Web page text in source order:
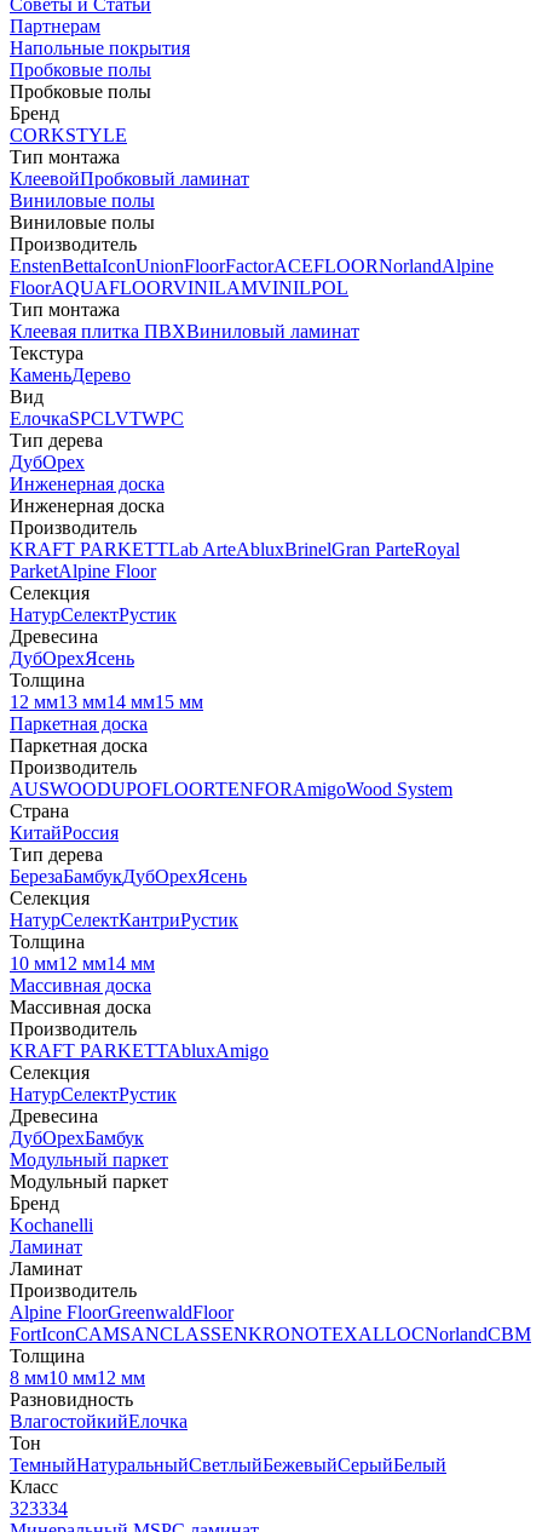
Советы и Статьи
Партнерам
Напольные покрытия
Пробковые полы
Пробковые полы
Бренд
CORKSTYLE
Тип монтажа
КлеевойПробковый ламинат
Виниловые полы
Виниловые полы
Производитель
EnstenBettaIconUnionFloorFactorACEFLOORNorlandAlpine
FloorAQUAFLOORVINILAMVINILPOL
Тип монтажа
Клеевая плитка ПВХВиниловый ламинат
Текстура
КаменьДерево
Вид
ЕлочкаSPCLVTWPC
Тип дерева
ДубОрех
Инженерная доска
Инженерная доска
Производитель
KRAFT PARKETTLab ArteAbluxBrinelGran ParteRoyal
ParketAlpine Floor
Селекция
НатурСелектРустик
Древесина
ДубОрехЯсень
Толщина
12 мм13 мм14 мм15 мм
Паркетная доска
Паркетная доска
Производитель
AUSWOODUPOFLOORTENFORAmigoWood System
Страна
КитайРоссия
Тип дерева
БерезаБамбукДубОрехЯсень
Селекция
НатурСелектКантриРустик
Толщина
10 мм12 мм14 мм
Массивная доска
Массивная доска
Производитель
KRAFT PARKETTAbluxAmigo
Селекция
НатурСелектРустик
Древесина
ДубОрехБамбук
Модульный паркет
Модульный паркет
Бренд
Kochanelli
Ламинат
Ламинат
Производитель
Alpine FloorGreenwaldFloor
FortIconCAMSANCLASSENKRONOTEXALLOCNorlandCBM
Толщина
8 мм10 мм12 мм
Разновидность
ВлагостойкийЕлочка
Тон
ТемныйНатуральныйСветлыйБежевыйСерыйБелый
Класс
323334